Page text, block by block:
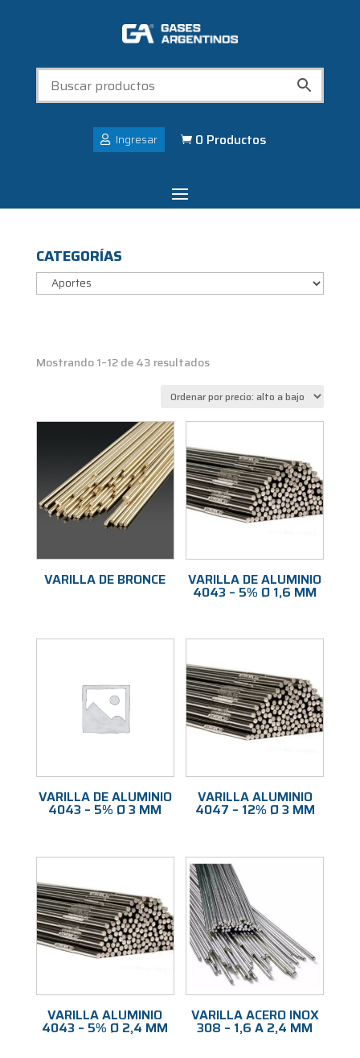
Ingresar  0 Productos
CATEGORÍAS
Mostrando 1–12 de 43 resultadosOrdenado
precio:
alto
a
bajo
VARILLA DE BRONCE VARILLA DE ALUMINIO
4043 – 5% Ø 1,6 MM
VARILLA DE ALUMINIO
4043 – 5% Ø 3 MM
VARILLA ALUMINIO
4047 – 12% Ø 3 MM
VARILLA ALUMINIO
4043 – 5% Ø 2,4 MM
VARILLA ACERO INOX
308 – 1,6 A 2,4 MM